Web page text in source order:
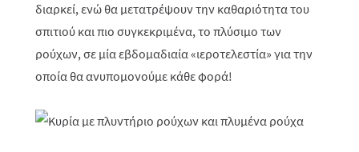
διαρκεί, ενώ θα μετατρέψουν την καθαριότητα του
σπιτιού και πιο συγκεκριμένα, το πλύσιμο των
ρούχων, σε μία εβδομαδιαία «ιεροτελεστία» για την
οποία θα ανυπομονούμε κάθε φορά!